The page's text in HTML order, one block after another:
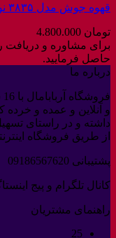
قهوه جوش مدل ۳۸۳۵ نوال / NEWAL COF-۳۸۳۵
تومان
برای مشاوره و دریافت
حاصل فرمایید.
درباره ما
و آنلاین و عمده و خرده
داشته و در راستای
از طریق فروشگاه
پشتیبانی 09186567620
کانال تلگرام و پیج
راهنمای مشتریان
25